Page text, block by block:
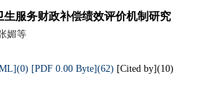
生服务财政补偿绩效评价机制研究
媚等
[PDF 0.00 Byte](62) [Cited by](10)